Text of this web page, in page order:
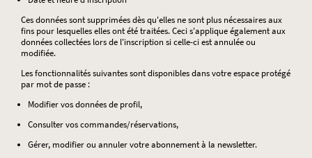
Ces données sont supprimées dès qu'elles ne sont plus nécessaires aux
fins pour lesquelles elles ont été traitées. Ceci s'applique également aux
données collectées lors de l'inscription si celle-ci est annulée ou
modifiée.
Les fonctionnalités suivantes sont disponibles dans votre espace protégé
par mot de passe :
Modifier vos données de profil,
Consulter vos commandes/réservations,
Gérer, modifier ou annuler votre abonnement à la newsletter.